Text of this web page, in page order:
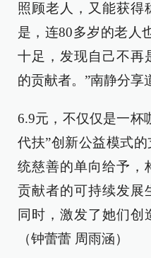
照顾老人，又能获得
是，连80多岁的老人
十足，发现自己不再
的贡献者。”南静分享
6.9元，不仅仅是一杯
代扶”创新公益模式
统慈善的单向给予，
贡献者的可持续发展
同时，激发了她们创
（钟蕾蕾 周雨涵）